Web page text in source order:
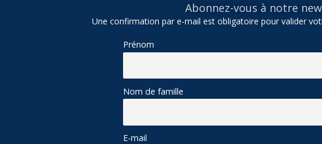
Abonnez-vous à notre
Une confirmation par e-mail est obligatoire pour valider
Prénom
Nom de famille
E-mail